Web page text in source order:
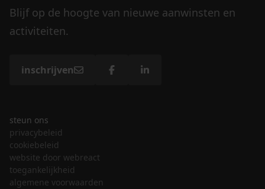
Blijf op de hoogte van nieuwe aanwinsten en
activiteiten.
inschrijven
steun ons
privacybeleid
cookiebeleid
website door webreact
toegankelijkheid
algemene voorwaarden